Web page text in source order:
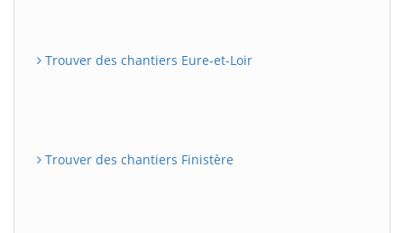
Trouver des chantiers Eure-et-Loir
Trouver des chantiers Finistère